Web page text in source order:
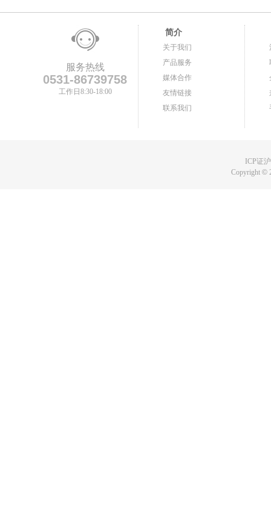
服务热线
0531-86739758
工作日8:30-18:00
简介
关于我们
产品服务
媒体合作
友情链接
联系我们
ICP证
Copyright ©